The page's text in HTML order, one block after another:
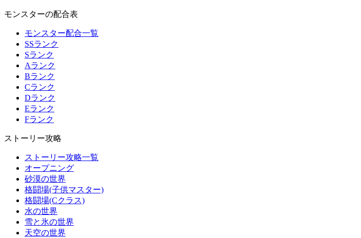
モンスターの配合表
モンスター配合一覧
SSランク
Sランク
Aランク
Bランク
Cランク
Dランク
Eランク
Fランク
ストーリー攻略
ストーリー攻略一覧
オープニング
砂漠の世界
格闘場(子供マスター)
格闘場(Cクラス)
水の世界
雪と氷の世界
天空の世界